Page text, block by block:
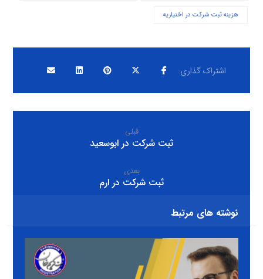
هزینه ثبت شرکت در اختیاریه
قبلی
ثبت شرکت در ابوسعید
بعدی
ثبت شرکت در ارم
نوشته های مرتبط